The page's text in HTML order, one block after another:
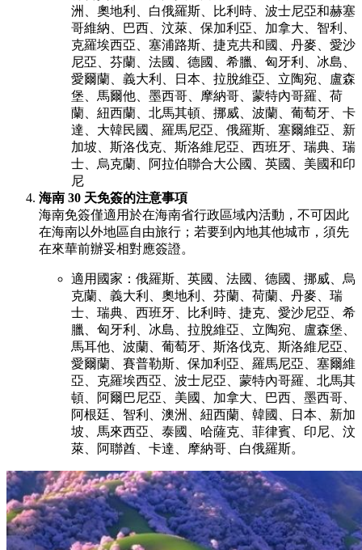
洲、奧地利、白俄羅斯、比利時、波士尼亞和赫塞
哥維納、巴西、汶萊、保加利亞、加拿大、智利、
克羅埃西亞、塞浦路斯、捷克共和國、丹麥、愛沙
尼亞、芬蘭、法國、德國、希臘、匈牙利、冰島、
愛爾蘭、義大利、日本、拉脫維亞、立陶宛、盧森
堡、馬爾他、墨西哥、摩納哥、蒙特內哥羅、荷
蘭、紐西蘭、北馬其頓、挪威、波蘭、葡萄牙、卡
達、大韓民國、羅馬尼亞、俄羅斯、塞爾維亞、新
加坡、斯洛伐克、斯洛維尼亞、西班牙、瑞典、瑞
士、烏克蘭、阿拉伯聯合大公國、英國、美國和印
尼
海南 30 天免簽的注意事項
海南免簽僅適用於在海南省行政區域內活動，不可因此
在海南以外地區自由旅行；若要到內地其他城市，須先
在來華前辦妥相對應簽證。
適用國家：俄羅斯、英國、法國、德國、挪威、烏
克蘭、義大利、奧地利、芬蘭、荷蘭、丹麥、瑞
士、瑞典、西班牙、比利時、捷克、愛沙尼亞、希
臘、匈牙利、冰島、拉脫維亞、立陶宛、盧森堡、
馬耳他、波蘭、葡萄牙、斯洛伐克、斯洛維尼亞、
愛爾蘭、賽普勒斯、保加利亞、羅馬尼亞、塞爾維
亞、克羅埃西亞、波士尼亞、蒙特內哥羅、北馬其
頓、阿爾巴尼亞、美國、加拿大、巴西、墨西哥、
阿根廷、智利、澳洲、紐西蘭、韓國、日本、新加
坡、馬來西亞、泰國、哈薩克、菲律賓、印尼、汶
萊、阿聯酋、卡達、摩納哥、白俄羅斯。